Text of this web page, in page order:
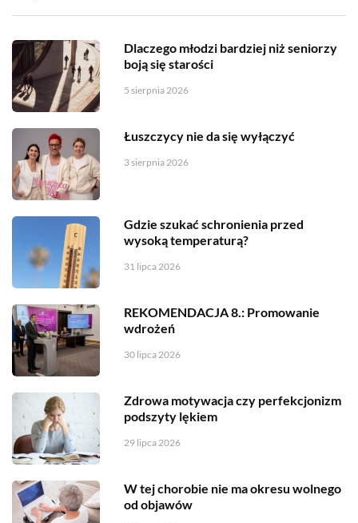
Dlaczego młodzi bardziej niż seniorzy
boją się starości
5 sierpnia 2026
Łuszczycy nie da się wyłączyć
3 sierpnia 2026
Gdzie szukać schronienia przed
wysoką temperaturą?
31 lipca 2026
REKOMENDACJA 8.: Promowanie
wdrożeń
30 lipca 2026
Zdrowa motywacja czy perfekcjonizm
podszyty lękiem
29 lipca 2026
W tej chorobie nie ma okresu wolnego
od objawów